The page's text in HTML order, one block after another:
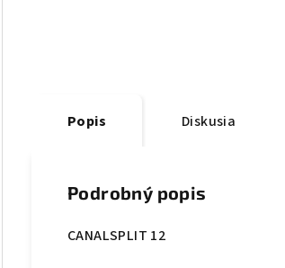
Popis Diskusia
Podrobný popis
CANALSPLIT 12